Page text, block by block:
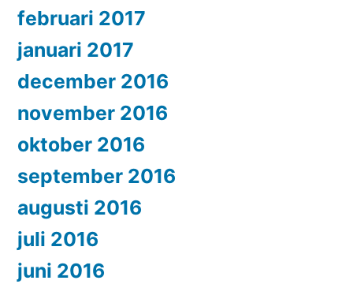
februari 2017
januari 2017
december 2016
november 2016
oktober 2016
september 2016
augusti 2016
juli 2016
juni 2016